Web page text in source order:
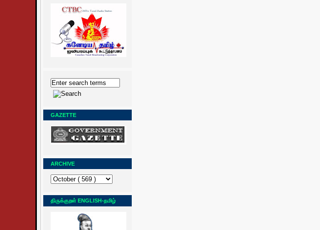
GAZETTE
ARCHIVE
திருக்குறள் ENGLISH-தமிழ்